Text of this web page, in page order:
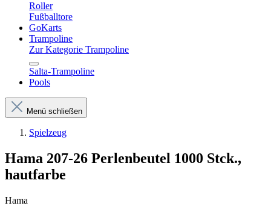
Roller
Fußballtore
GoKarts
Trampoline
Zur Kategorie Trampoline
Salta-Trampoline
Pools
Menü schließen
Spielzeug
Hama 207-26 Perlenbeutel 1000 Stck.,
hautfarbe
Hama